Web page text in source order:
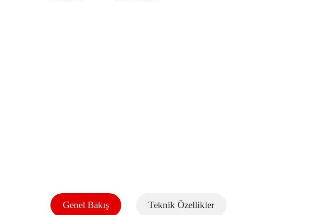
Genel Bakış Teknik Özellikler